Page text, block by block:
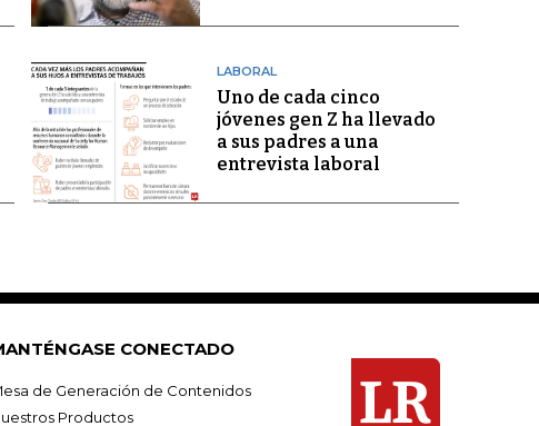
LABORAL
Uno de cada cinco
jóvenes gen Z ha llevado
a sus padres a una
entrevista laboral
CONECTADO
de Generación de Contenidos
Productos